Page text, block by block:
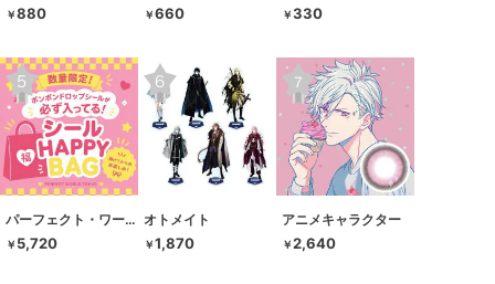
￥880 ￥660 ￥330
パーフェクト・ワールド・トーキョー
￥ 5,720
オトメイト
￥1,870
アニメキャラクター
￥2,640